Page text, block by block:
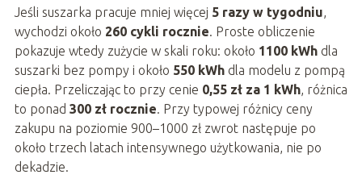
Jeśli suszarka pracuje mniej więcej 5 razy w tygodniu,
wychodzi około 260 cykli rocznie. Proste obliczenie
pokazuje wtedy zużycie w skali roku: około 1100 kWhdla
suszarki bez pompy i około 550 kWhdla modelu z pompą
ciepła. Przeliczając to przy cenie 0,55 zł za 1 kWh, różnica
to ponad 300 zł rocznie. Przy typowej różnicy ceny
zakupu na poziomie 900–1000 zł zwrot następuje po
około trzech latach intensywnego użytkowania, nie po
dekadzie.